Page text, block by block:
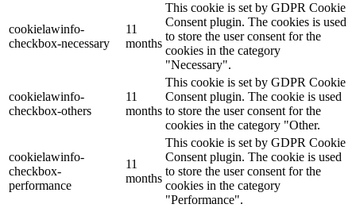
cookielawinfo-
checkbox-necessary
11
months
This cookie is set by GDPR Cookie
Consent plugin. The cookies is used
to store the user consent for the
cookies in the category
"Necessary".
cookielawinfo-
checkbox-others
11
months
This cookie is set by GDPR Cookie
Consent plugin. The cookie is used
to store the user consent for the
cookies in the category "Other.
cookielawinfo-
checkbox-
performance
11
months
This cookie is set by GDPR Cookie
Consent plugin. The cookie is used
to store the user consent for the
cookies in the category
"Performance".